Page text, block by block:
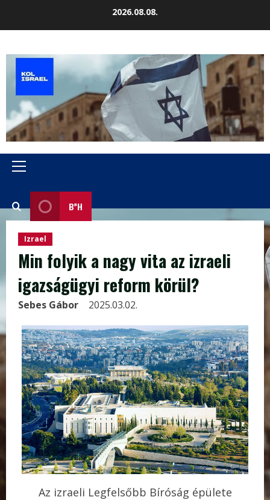
2026.08.08.
Primary
B”H
Izrael
Min folyik a nagy vita az izraeli
igazságügyi reform körül?
Sebes Gábor 2025.03.02.
Az izraeli Legfelsőbb Bíróság épülete